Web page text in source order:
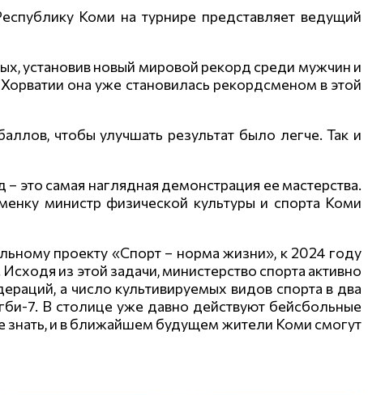
Коми на турнире представляет ведущий
установив новый мировой рекорд среди мужчин и
она уже становилась рекордсменом в этой
чтобы улучшать результат было легче. Так и
это самая наглядная демонстрация ее мастерства.
министр физической культуры и спорта Коми
проекту «Спорт – норма жизни», к 2024 году
из этой задачи, министерство спорта активно
а число культивируемых видов спорта в два
7. В столице уже давно действуют бейсбольные
знать, и в ближайшем будущем жители Коми смогут